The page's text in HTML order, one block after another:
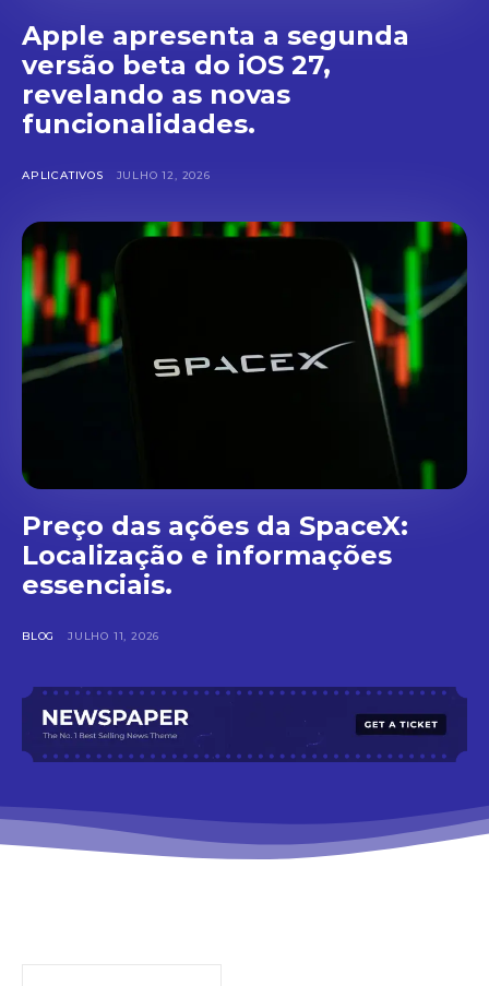
Apple apresenta a segunda
versão beta do iOS 27,
revelando as novas
funcionalidades.
APLICATIVOS JULHO 12, 2026
Preço das ações da SpaceX:
Localização e informações
essenciais.
BLOG JULHO 11, 2026